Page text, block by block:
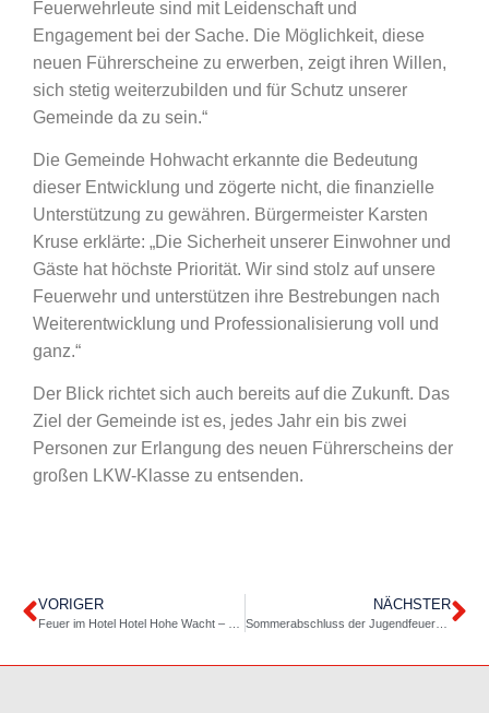
Feuerwehrleute sind mit Leidenschaft und
Engagement bei der Sache. Die Möglichkeit, diese
neuen Führerscheine zu erwerben, zeigt ihren Willen,
sich stetig weiterzubilden und für Schutz unserer
Gemeinde da zu sein.“
Die Gemeinde Hohwacht erkannte die Bedeutung
dieser Entwicklung und zögerte nicht, die finanzielle
Unterstützung zu gewähren. Bürgermeister Karsten
Kruse erklärte: „Die Sicherheit unserer Einwohner und
Gäste hat höchste Priorität. Wir sind stolz auf unsere
Feuerwehr und unterstützen ihre Bestrebungen nach
Weiterentwicklung und Professionalisierung voll und
ganz.“
Der Blick richtet sich auch bereits auf die Zukunft. Das
Ziel der Gemeinde ist es, jedes Jahr ein bis zwei
Personen zur Erlangung des neuen Führerscheins der
großen LKW-Klasse zu entsenden.
VORIGER NÄCHSTER
Sommerabschluss der Jugendfeuerwehr Hohwacht